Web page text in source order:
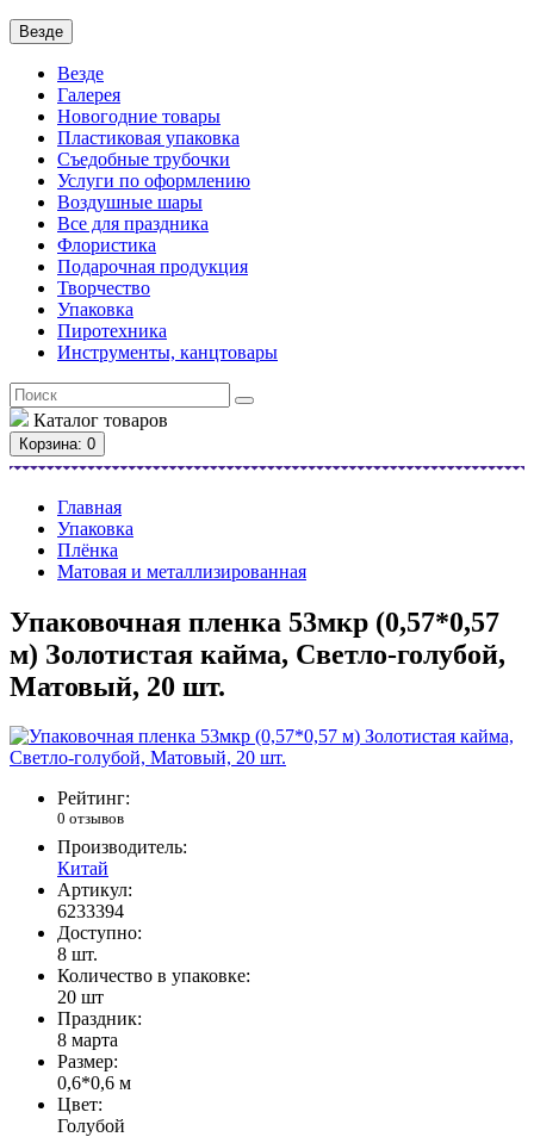
Везде
Везде
Галерея
Новогодние товары
Пластиковая упаковка
Съедобные трубочки
Услуги по оформлению
Воздушные шары
Все для праздника
Флористика
Подарочная продукция
Творчество
Упаковка
Пиротехника
Инструменты, канцтовары
Каталог товаров
Корзина: 0
Главная
Упаковка
Плёнка
Матовая и металлизированная
Упаковочная пленка 53мкр (0,57*0,57
м) Золотистая кайма, Светло-голубой,
Матовый, 20 шт.
Рейтинг:
0 отзывов
Производитель:
Китай
Артикул:
6233394
Доступно:
8 шт.
Количество в упаковке:
20 шт
Праздник:
8 марта
Размер:
0,6*0,6 м
Цвет:
Голубой